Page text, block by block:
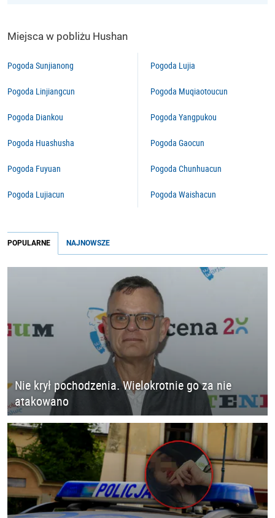
Miejsca w pobliżu Hushan
Pogoda Sunjianong
Pogoda Linjiangcun
Pogoda Diankou
Pogoda Huashusha
Pogoda Fuyuan
Pogoda Lujiacun
Pogoda Lujia
Pogoda Muqiaotoucun
Pogoda Yangpukou
Pogoda Gaocun
Pogoda Chunhuacun
Pogoda Waishacun
POPULARNE NAJNOWSZE
Nie krył pochodzenia. Wielokrotnie go za nie
atakowano